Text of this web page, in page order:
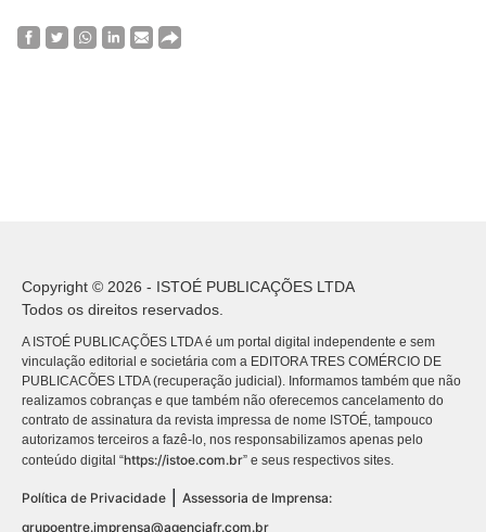
Copyright © 2026 - ISTOÉ PUBLICAÇÕES LTDA
Todos os direitos reservados.
A ISTOÉ PUBLICAÇÕES LTDA é um portal digital independente e sem
vinculação editorial e societária com a EDITORA TRES COMÉRCIO DE
PUBLICACÕES LTDA (recuperação judicial). Informamos também que não
realizamos cobranças e que também não oferecemos cancelamento do
contrato de assinatura da revista impressa de nome ISTOÉ, tampouco
autorizamos terceiros a fazê-lo, nos responsabilizamos apenas pelo
conteúdo digital “https://istoe.com.br” e seus respectivos sites.
Política de Privacidade
Assessoria de Imprensa:
grupoentre.imprensa@agenciafr.com.br